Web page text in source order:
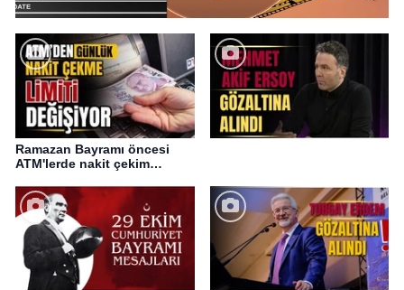
Ramazan Bayramı öncesi
ATM'lerde nakit çekim